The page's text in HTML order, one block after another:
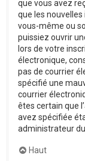
que vous avez
que les
vous-même ou
puissiez ouvrir
lors de votre
électronique,
pas de courrier
spécifié une
courrier
êtes certain que
avez spécifiée
administrateur
Haut